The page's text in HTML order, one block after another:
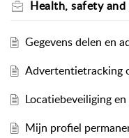
Health, safety
Gegevens delen en
Advertentietracking
Locatiebeveiliging
Mijn profiel